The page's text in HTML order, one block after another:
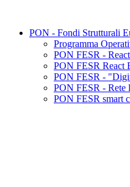
PON - Fondi Strutturali
Programma
PON FESR -
PON FESR React
PON FESR -
PON FESR - Rete
PON FESR smart